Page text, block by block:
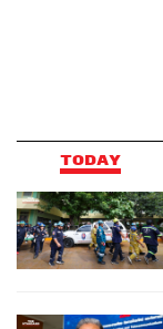
TODAY